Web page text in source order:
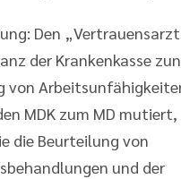
Den
der Krankenkasse
von
MDK zum MD
die Beurteilung von
und der